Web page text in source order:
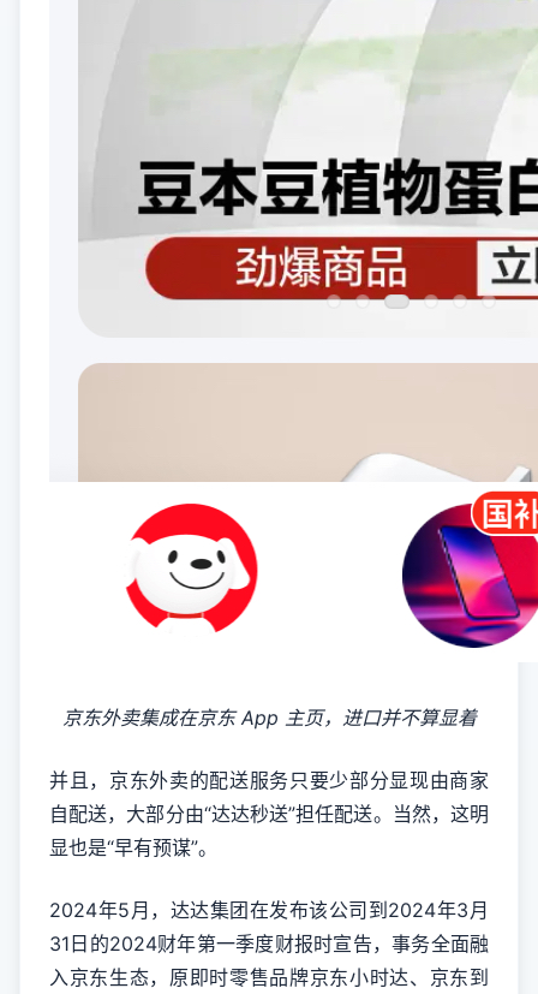
京东外卖集成在京东 App 主页，进口并不算显着
并且，京东外卖的配送服务只要少部分显现由商家
自配送，大部分由“达达秒送”担任配送。当然，这明
显也是“早有预谋”。
2024年5月，达达集团在发布该公司到2024年3月
31日的2024财年第一季度财报时宣告，事务全面融
入京东生态，原即时零售品牌京东小时达、京东到